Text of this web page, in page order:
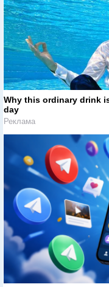
Why this ordinary drink
day
Реклама